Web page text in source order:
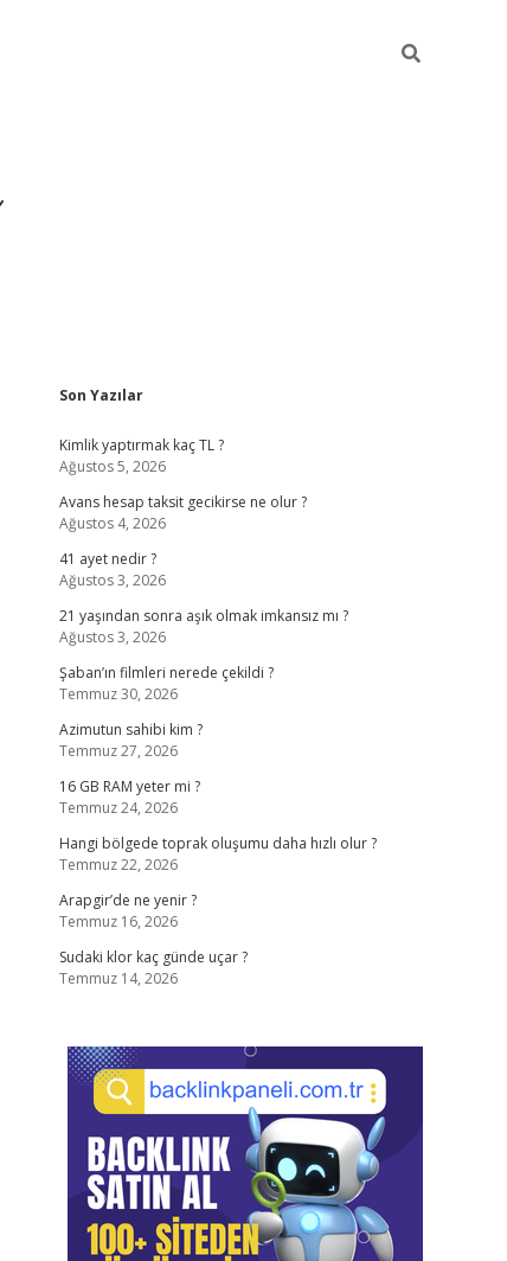
Sidebar
Son Yazılar
Kimlik yaptırmak kaç TL ?
Ağustos 5, 2026
Avans hesap taksit gecikirse ne olur ?
Ağustos 4, 2026
41 ayet nedir ?
Ağustos 3, 2026
21 yaşından sonra aşık olmak imkansız mı ?
Ağustos 3, 2026
Şaban’ın filmleri nerede çekildi ?
Temmuz 30, 2026
Azimutun sahibi kim ?
Temmuz 27, 2026
16 GB RAM yeter mi ?
Temmuz 24, 2026
Hangi bölgede toprak oluşumu daha hızlı olur ?
Temmuz 22, 2026
Arapgir’de ne yenir ?
Temmuz 16, 2026
Sudaki klor kaç günde uçar ?
Temmuz 14, 2026